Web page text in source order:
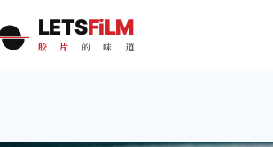
LETSFiLM
胶 片 的 味 道